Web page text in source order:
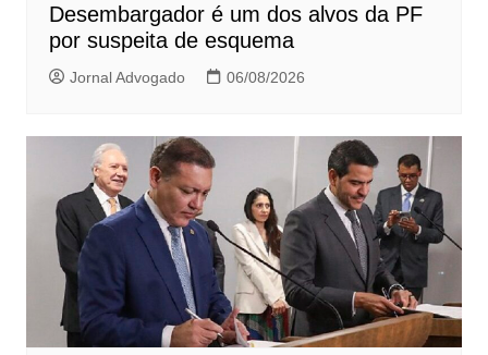
Desembargador é um dos alvos da PF
por suspeita de esquema
Jornal Advogado 06/08/2026